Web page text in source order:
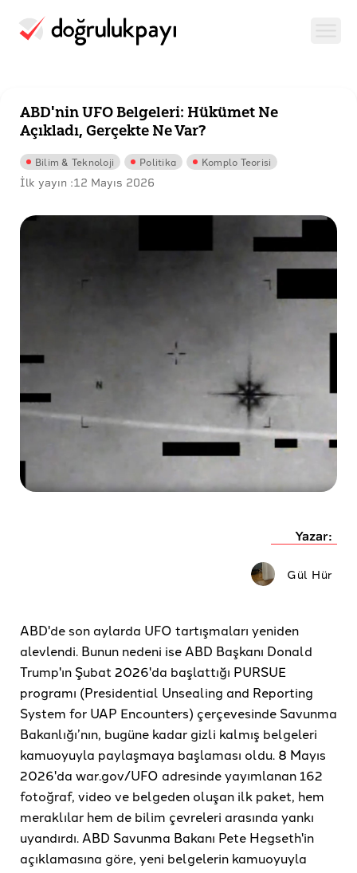
ABD'nin UFO Belgeleri: Hükümet Ne
Açıkladı, Gerçekte Ne Var?
Bilim & Teknoloji Politika Komplo Teorisi
İlk yayın :12 Mayıs 2026
Yazar:
Gül Hür
ABD'de son aylarda UFO tartışmaları yeniden
alevlendi. Bunun nedeni ise ABD Başkanı Donald
Trump'ın Şubat 2026'da başlattığı PURSUE
programı (Presidential Unsealing and Reporting
System for UAP Encounters) çerçevesinde Savunma
Bakanlığı’nın, bugüne kadar gizli kalmış belgeleri
kamuoyuyla paylaşmaya başlaması oldu. 8 Mayıs
2026'da war.gov/UFO adresinde yayımlanan 162
fotoğraf, video ve belgeden oluşan ilk paket, hem
meraklılar hem de bilim çevreleri arasında yankı
uyandırdı. ABD Savunma Bakanı Pete Hegseth'in
açıklamasına göre, yeni belgelerin kamuoyuyla